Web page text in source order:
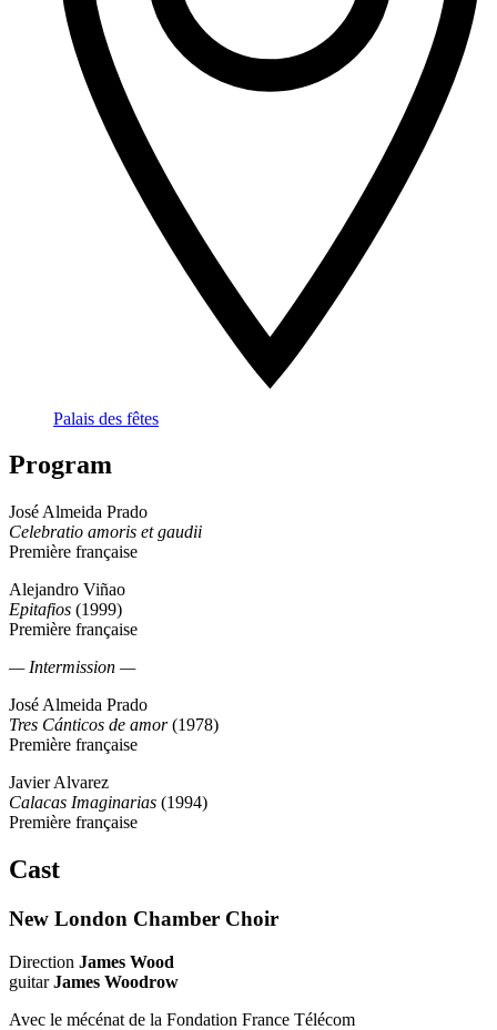
Palais des fêtes
Program
José Almeida Prado
Celebratio amoris et gaudii
Première française
Alejandro Viñao
Epitafios (1999)
Première française
— Intermission —
José Almeida Prado
Tres Cánticos de amor(1978)
Première française
Javier Alvarez
Calacas Imaginarias (1994)
Première française
Cast
New London Chamber Choir
Direction James Wood
guitarJames Woodrow
Avec le mécénat de la Fondation France Télécom